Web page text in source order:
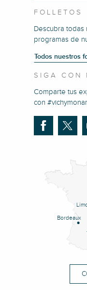
FOLLETOS
Descubra todas
programas de
Todos nuestros
SIGA CON
Comparte tus
con
Bordeaux